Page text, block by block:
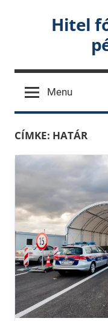
Hitel
Menu
CÍMKE: HATÁR